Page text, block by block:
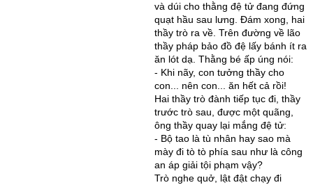
và dúi cho thằng đệ tử đang đứng
quạt hầu sau lưng. Đám xong, hai
thầy trò ra về. Trên đường về lão
thầy pháp bảo đồ đệ lấy bánh ít ra
ăn lót dạ. Thằng bé ấp úng nói:
- Khi nãy, con tưởng thầy cho
con... nên con... ăn hết cả rồi!
Hai thầy trò đành tiếp tục đi, thầy
trước trò sau, được một quãng,
ông thầy quay lại mắng đệ tử:
- Bộ tao là tù nhân hay sao mà
mày đi tò tò phía sau như là công
an áp giải tội phạm vậy?
Trò nghe quở, lật đật chạy đi